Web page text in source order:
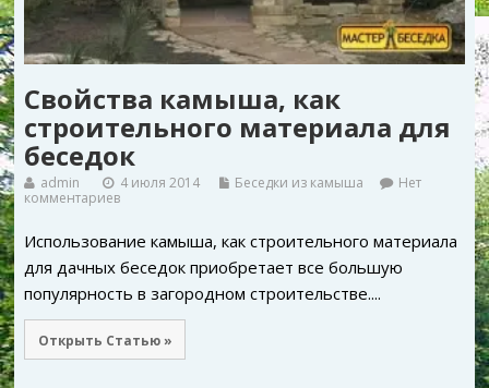
Свойства камыша, как
строительного материала для
беседок
admin 4 июля 2014 Беседки из камыша
Нет
комментариев
Использование камыша, как строительного материала
для дачных беседок приобретает все большую
популярность в загородном строительстве....
Открыть Статью »